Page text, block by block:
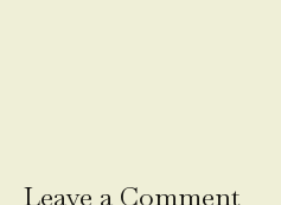
Leave a Comment